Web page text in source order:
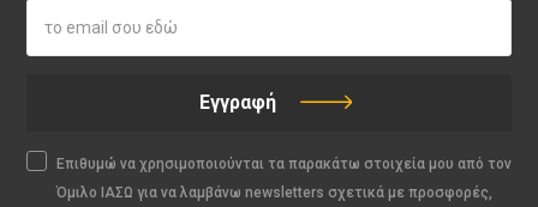
Εγγραφή
Επιθυμώ να χρησιμοποιούνται τα παρακάτω στοιχεία μου από τον
Όμιλο ΙΑΣΩ για να λαμβάνω newsletters σχετικά με προσφορές,